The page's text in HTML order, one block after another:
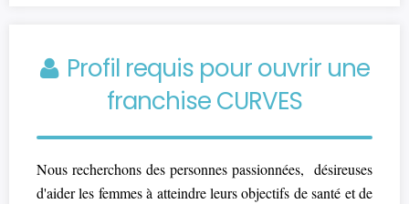
Profil requis pour ouvrir une
franchise CURVES
Nous recherchons des personnes passionnées, désireuses
d'aider les femmes à atteindre leurs objectifs de santé et de